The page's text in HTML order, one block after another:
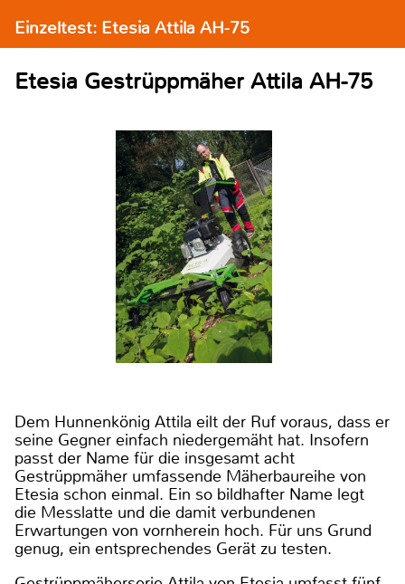
Einzeltest: Etesia Attila AH-75
Etesia Gestrüppmäher Attila AH-75
Dem Hunnenkönig Attila eilt der Ruf voraus, dass er
seine Gegner einfach niedergemäht hat. Insofern
passt der Name für die insgesamt acht
Gestrüppmäher umfassende Mäherbaureihe von
Etesia schon einmal. Ein so bildhafter Name legt
die Messlatte und die damit verbundenen
Erwartungen von vornherein hoch. Für uns Grund
genug, ein entsprechendes Gerät zu testen.